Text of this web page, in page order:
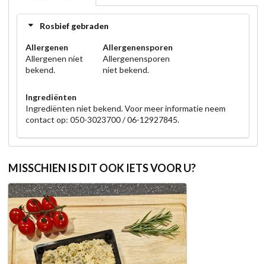
Rosbief gebraden
Allergenen
Allergenen niet
bekend.
Allergenensporen
Allergenensporen
niet bekend.
Ingrediënten
Ingrediënten niet bekend. Voor meer informatie neem
contact op: 050-3023700 / 06-12927845.
MISSCHIEN IS DIT OOK IETS VOOR U?